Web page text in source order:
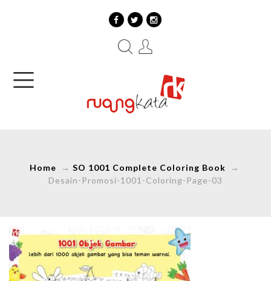
Home → SO 1001 Complete Coloring Book →
Desain-Promosi-1001-Coloring-Page-03